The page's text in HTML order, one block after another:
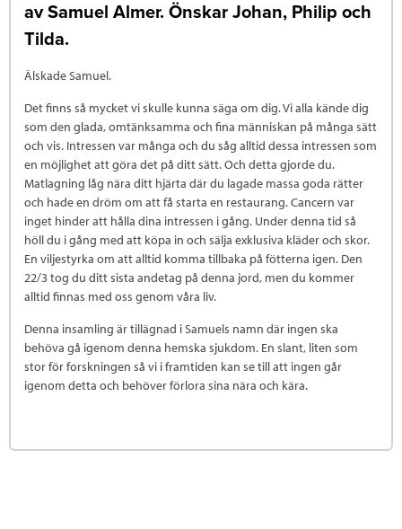
av Samuel Almer. Önskar Johan, Philip och
Tilda.
Älskade Samuel.
Det finns så mycket vi skulle kunna säga om dig. Vi alla kände dig
som den glada, omtänksamma och fina människan på många sätt
och vis. Intressen var många och du såg alltid dessa intressen som
en möjlighet att göra det på ditt sätt. Och detta gjorde du.
Matlagning låg nära ditt hjärta där du lagade massa goda rätter
och hade en dröm om att få starta en restaurang. Cancern var
inget hinder att hålla dina intressen i gång. Under denna tid så
höll du i gång med att köpa in och sälja exklusiva kläder och skor.
En viljestyrka om att alltid komma tillbaka på fötterna igen. Den
22/3 tog du ditt sista andetag på denna jord, men du kommer
alltid finnas med oss genom våra liv.
Denna insamling är tillägnad i Samuels namn där ingen ska
behöva gå igenom denna hemska sjukdom. En slant, liten som
stor för forskningen så vi i framtiden kan se till att ingen går
igenom detta och behöver förlora sina nära och kära.